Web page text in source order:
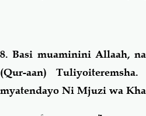
8.Basi muaminini Allaah,
(Qur-aan)
myatendayo Ni Mjuzi wa